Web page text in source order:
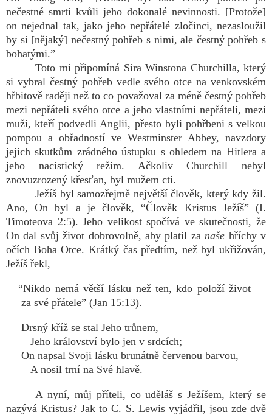
nečestné smrti kvůli jeho dokonalé nevinnosti. [Protože]
on nejednal tak, jako jeho nepřátelé zločinci, nezasloužil
by si [nějaký] nečestný pohřeb s nimi, ale čestný pohřeb s
bohatými.”
Toto mi připomíná Sira Winstona Churchilla, který
si vybral čestný pohřeb vedle svého otce na venkovském
hřbitově raději než to co považoval za méně čestný pohřeb
mezi nepřáteli svého otce a jeho vlastními nepřáteli, mezi
muži, kteří podvedli Anglii, přesto byli pohřbeni s velkou
pompou a obřadností ve Westminster Abbey, navzdory
jejich skutkům zrádného ústupku s ohledem na Hitlera a
jeho nacistický režim. Ačkoliv Churchill nebyl
znovuzrozený křesťan, byl mužem cti.
Ježíš byl samozřejmě největší člověk, který kdy žil.
Ano, On byl a je člověk, “Člověk Kristus Ježíš” (I.
Timoteova 2:5). Jeho velikost spočívá ve skutečnosti, že
On dal svůj život dobrovolně, aby platil zanaše hříchy v
očích Boha Otce. Krátký čas předtím, než byl ukřižován,
Ježíš řekl,
“Nikdo nemá větší lásku než ten, kdo položí život
za své přátele” (Jan 15:13).
Drsný kříž se stal Jeho trůnem,
Jeho království bylo jen v srdcích;
On napsal Svoji lásku brunátně červenou barvou,
A nosil trní na Své hlavě.
A nyní, můj příteli, co uděláš s Ježíšem, který se
nazývá Kristus? Jak to C. S. Lewis vyjádřil, jsou zde dvě